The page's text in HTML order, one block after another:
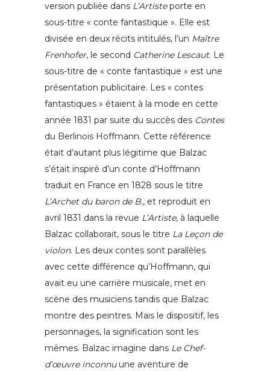
version publiée dans L’Artisteporte en
sous-titre « conte fantastique ». Elle est
divisée en deux récits intitulés, l’un Maître
Frenhofer, le second Catherine Lescaut. Le
sous-titre de « conte fantastique » est une
présentation publicitaire. Les « contes
fantastiques » étaient à la mode en cette
année 1831 par suite du succès des Contes
du Berlinois Hoffmann. Cette référence
était d’autant plus légitime que Balzac
s’était inspiré d’un conte d’Hoffmann
traduit en France en 1828 sous le titre
L’Archet du baron de B., et reproduit en
avril 1831 dans la revue L’Artiste, à laquelle
Balzac collaborait, sous le titre La Leçon de
violon. Les deux contes sont parallèles
avec cette différence qu’Hoffmann, qui
avait eu une carrière musicale, met en
scène des musiciens tandis que Balzac
montre des peintres. Mais le dispositif, les
personnages, la signification sont les
mêmes. Balzac imagine dans Le Chef-
d’œuvre inconnuune aventure de